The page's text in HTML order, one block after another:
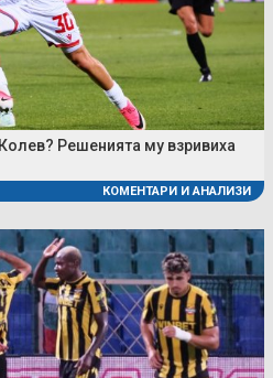
Решенията му взривиха
КОМЕНТАРИ И АНАЛИЗИ